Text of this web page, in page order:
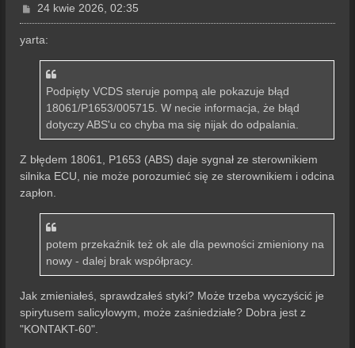
P
o
s
24 kwie 2026, 02:35
yarta:
Podpięty VCDS steruje pompą ale pokazuje błąd
18061/P1653/005715. W necie informacja, że błąd
dotyczy ABS'u co chyba ma się nijak do odpalania.
Z błędem 18061, P1653 (ABS) daje sygnał ze sterownikiem
silnika ECU, nie może porozumieć się ze sterownikiem i odcina
zapłon.
potem przekaźnik też ok ale dla pewności zmieniony na
nowy - dalej brak współpracy.
Jak zmieniałeś, sprawdzałeś styki? Może trzeba wyczyścić je
spirytusem salicylowym, może zaśniedziałe? Dobra jest z
"KONTAKT-60".